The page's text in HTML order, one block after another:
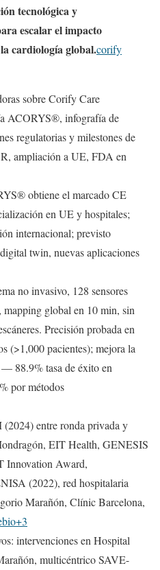
tecnológica y
escalar el impacto
cardiología global.corify
sobre Corify Care
ACORYS®, infografía de
regulatorias y milestones de
ampliación a UE, FDA en
obtiene el marcado CE
en UE y hospitales;
internacional; previsto
twin, nuevas aplicaciones
no invasivo, 128 sensores
global en 10 min, sin
Precisión probada en
(>1,000 pacientes); mejora la
88.9% tasa de éxito en
por métodos
entre ronda privada y
EIT Health, GENESIS
Innovation Award,
(2022), red hospitalaria
Marañón, Clínic Barcelona,
intervenciones en Hospital
multicéntrico SAVE-